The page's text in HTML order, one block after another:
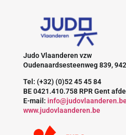
Judo Vlaanderen vzw
Oudenaardsesteenweg 839,
Tel: (+32) (0)52 45 45 84
BE 0421.410.758 RPR Gent
E-mail:
www.judovlaanderen.be